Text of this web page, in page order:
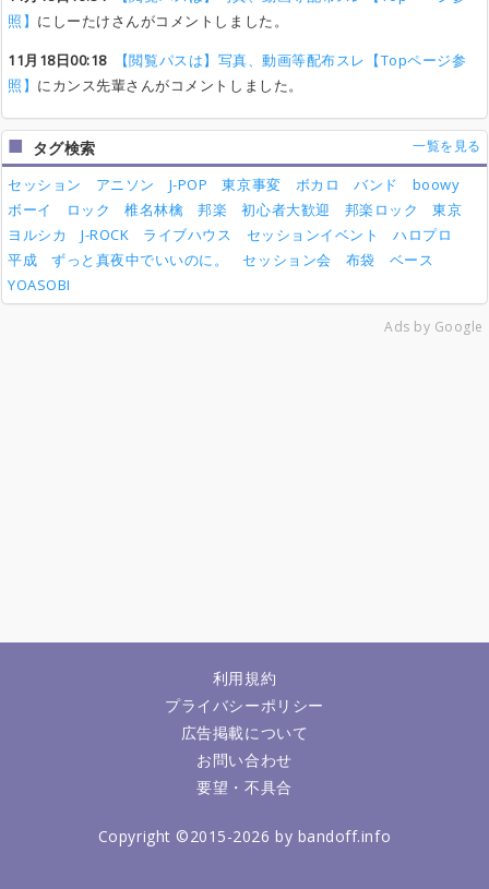
照】 にしーたけさんがコメントしました。
11月18日00:18
【閲覧パスは】写真、動画等配布スレ【Topページ参
照】 にカンス先輩さんがコメントしました。
タグ検索 一覧を見る
セッション アニソン J-POP 東京事変 ボカロ バンド
boowy
ボーイ
ロック 椎名林檎 邦楽 初心者大歓迎 邦楽ロック
東京
ヨルシカ
J-ROCK ライブハウス セッションイベント
ハロプロ
平成
ずっと真夜中でいいのに。 セッション会 布袋
ベース
YOASOBI
Ads by Google
利用規約
プライバシーポリシー
広告掲載について
お問い合わせ
要望・不具合
Copyright ©2015-2026 by bandoff.info